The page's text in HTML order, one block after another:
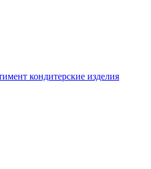
кондитерские изделия